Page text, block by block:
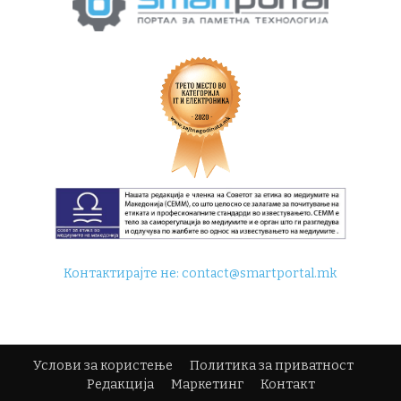
Контактирајте не:contact@smartportal.mk
Услови за користење
Политика за приватност
Редакција
Маркетинг Контакт